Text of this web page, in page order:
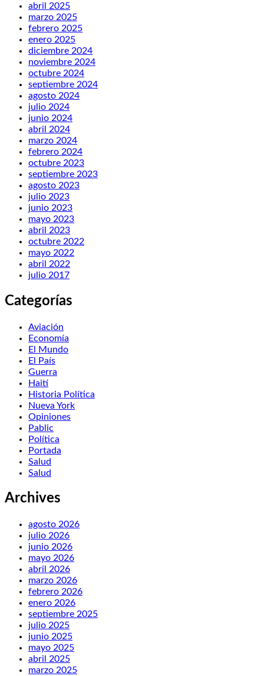
abril 2025
marzo 2025
febrero 2025
enero 2025
diciembre 2024
noviembre 2024
octubre 2024
septiembre 2024
agosto 2024
julio 2024
junio 2024
abril 2024
marzo 2024
febrero 2024
octubre 2023
septiembre 2023
agosto 2023
julio 2023
junio 2023
mayo 2023
abril 2023
octubre 2022
mayo 2022
abril 2022
julio 2017
Categorías
Aviación
Economía
El Mundo
El País
Guerra
Haití
Historia Política
Nueva York
Opiniones
Pablic
Política
Portada
Salud
Salud
Archives
agosto 2026
julio 2026
junio 2026
mayo 2026
abril 2026
marzo 2026
febrero 2026
enero 2026
septiembre 2025
julio 2025
junio 2025
mayo 2025
abril 2025
marzo 2025